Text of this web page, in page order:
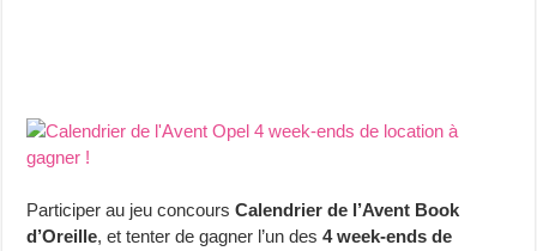
Participer au jeu concoursCalendrier de l’Avent Book
d’Oreille, et tenter de gagner l’un des4 week-ends de